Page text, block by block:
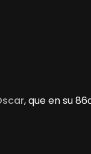
, que en su